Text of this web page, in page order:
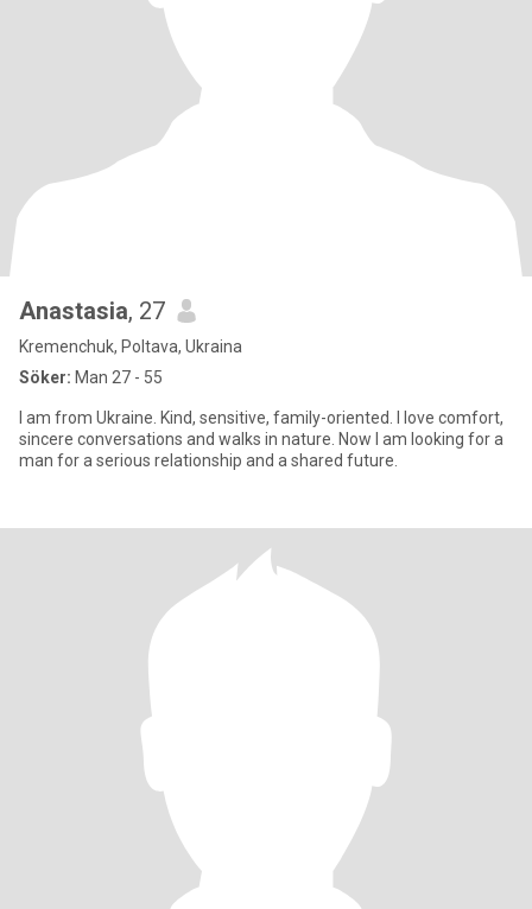
Anastasia, 27
Kremenchuk, Poltava, Ukraina
Söker: Man 27 - 55
I am from Ukraine. Kind, sensitive, family-oriented. I love comfort,
sincere conversations and walks in nature. Now I am looking for a
man for a serious relationship and a shared future.